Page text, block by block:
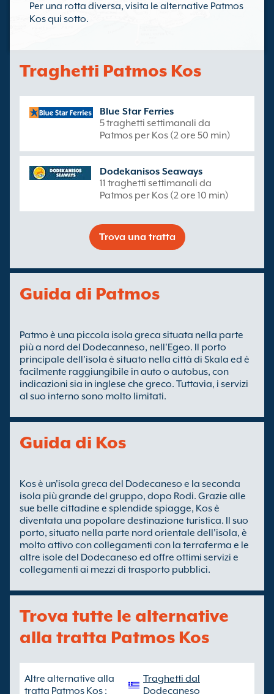
Per una rotta diversa, visita le alternative Patmos
Kos qui sotto.
Traghetti Patmos Kos
Blue Star Ferries
5 traghetti settimanali da
Patmos per Kos (2 ore 50 min)
Dodekanisos Seaways
11 traghetti settimanali da
Patmos per Kos (2 ore 10 min)
Trova una tratta
Guida di Patmos
Patmo è una piccola isola greca situata nella parte
più a nord del Dodecanneso, nell'Egeo. Il porto
principale dell'isola è situato nella città di Skala ed è
facilmente raggiungibile in auto o autobus, con
indicazioni sia in inglese che greco. Tuttavia, i servizi
al suo interno sono molto limitati.
Guida di Kos
Kos è un'isola greca del Dodecaneso e la seconda
isola più grande del gruppo, dopo Rodi. Grazie alle
sue belle cittadine e splendide spiagge, Kos è
diventata una popolare destinazione turistica. Il suo
porto, situato nella parte nord orientale dell'isola, è
molto attivo con collegamenti con la terraferma e le
altre isole del Dodecaneso ed offre ottimi servizi e
collegamenti ai mezzi di trasporto pubblici.
Trova tutte le alternative
alla tratta Patmos Kos
Altre alternative alla
tratta Patmos Kos :
Traghetti dal
Dodecaneso